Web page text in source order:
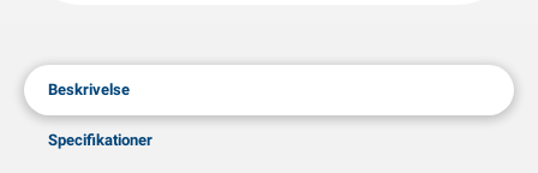
Beskrivelse
Specifikationer